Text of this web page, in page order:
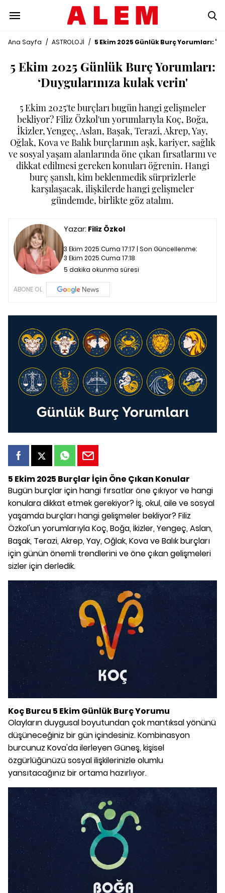
Ana Sayfa / ASTROLOJİ / 5 Ekim 2025 Günlük Burç Yorumları:
5 Ekim 2025 Günlük Burç Yorumları:
‘Duygularınıza kulak verin'
5 Ekim 2025'te burçları bugün hangi gelişmeler
bekliyor? Filiz Özkol'un yorumlarıyla Koç, Boğa,
İkizler, Yengeç, Aslan, Başak, Terazi, Akrep, Yay,
Oğlak, Kova ve Balık burçlarının aşk, kariyer, sağlık
ve sosyal yaşam alanlarında öne çıkan fırsatlarını ve
dikkat edilmesi gereken konuları öğrenin. Hangi
burç şanslı, kim beklenmedik sürprizlerle
karşılaşacak, ilişkilerde hangi gelişmeler
gündemde, birlikte göz atalım.
Yazar: Filiz Özkol
3 Ekim 2025 Cuma 17:17 | Son Güncellenme:
3 Ekim 2025 Cuma 17:18
5 dakika okunma süresi
ABONE OL
5 Ekim 2025 Burçlar İçin Öne Çıkan Konular
Bugün burçlar için hangi fırsatlar öne çıkıyor ve hangi
konulara dikkat etmek gerekiyor? İş, okul, aile ve sosyal
yaşamda burçları hangi gelişmeler bekliyor? Filiz
Özkol'un yorumlarıyla Koç, Boğa, İkizler, Yengeç, Aslan,
Başak, Terazi, Akrep, Yay, Oğlak, Kova ve Balık burçları
için günün önemli trendlerini ve öne çıkan gelişmeleri
sizler için derledik.
Koç Burcu 5 Ekim Günlük Burç Yorumu
Olayların duygusal boyutundan çok mantıksal yönünü
düşüneceğiniz bir gün içindesiniz. Kombinasyon
burcunuz Kova'da ilerleyen Güneş, kişisel
özgürlüğünüzü sosyal ilişkilerinizle olumlu
yansıtacağınız bir ortama hazırlıyor.